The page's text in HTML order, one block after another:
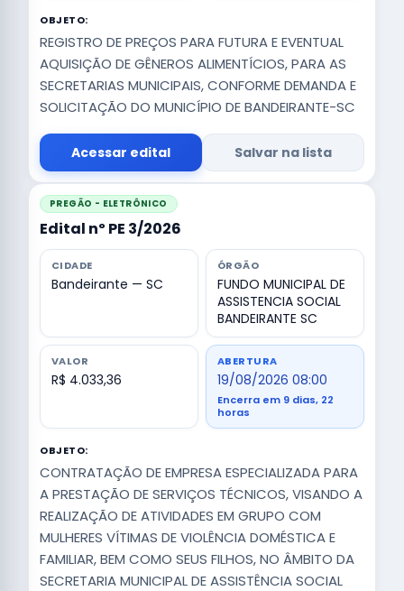
OBJETO:
REGISTRO DE PREÇOS PARA FUTURA E EVENTUAL
AQUISIÇÃO DE GÊNEROS ALIMENTÍCIOS, PARA AS
SECRETARIAS MUNICIPAIS, CONFORME DEMANDA E
SOLICITAÇÃO DO MUNICÍPIO DE BANDEIRANTE-SC
Acessar edital Salvar na lista
PREGÃO - ELETRÔNICO
Edital nº PE 3/2026
CIDADE
Bandeirante — SC
ÓRGÃO
FUNDO MUNICIPAL DE
ASSISTENCIA SOCIAL
BANDEIRANTE SC
VALOR
R$ 4.033,36
ABERTURA
19/08/2026 08:00
Encerra em 9 dias, 22
horas
OBJETO:
CONTRATAÇÃO DE EMPRESA ESPECIALIZADA PARA
A PRESTAÇÃO DE SERVIÇOS TÉCNICOS, VISANDO A
REALIZAÇÃO DE ATIVIDADES EM GRUPO COM
MULHERES VÍTIMAS DE VIOLÊNCIA DOMÉSTICA E
FAMILIAR, BEM COMO SEUS FILHOS, NO ÂMBITO DA
SECRETARIA MUNICIPAL DE ASSISTÊNCIA SOCIAL